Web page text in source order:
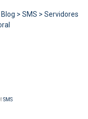
Blog > SMS > Servidores
SMS